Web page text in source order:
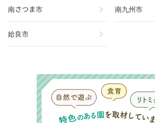
南さつま市 chevron_right 南九州市
姶良市 chevron_right